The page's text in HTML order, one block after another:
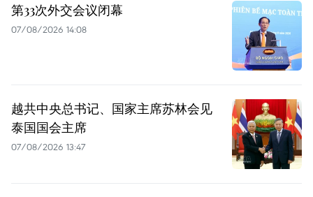
第33次外交会议闭幕
07/08/2026 14:08
越共中央总书记、国家主席苏林会见
泰国国会主席
07/08/2026 13:47